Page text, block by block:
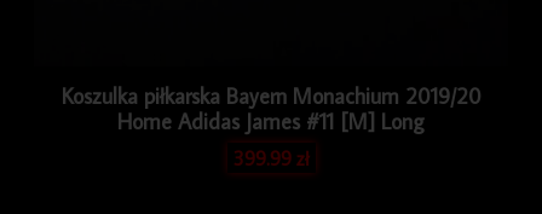
Koszulka piłkarska Bayern Monachium 2019/20
Home Adidas James #11 [M] Long
399.99zł